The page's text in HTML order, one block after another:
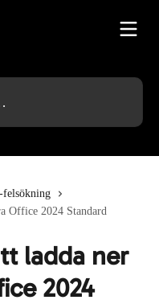
Office 2024 Standard
ladda ner
2024